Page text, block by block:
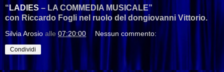
“ LADIES – LA COMMEDIA MUSICALE”
con Riccardo Fogli nel ruolo del dongiovanni Vittorio.
Silvia Arosio alle 07:20:00 Nessun commento:
Condividi